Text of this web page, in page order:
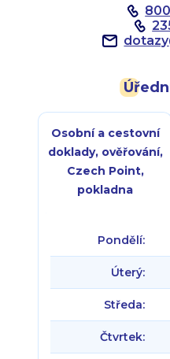
dotazy
Osobní a cestovní
doklady, ověřování,
Czech Point,
pokladna
Pondělí:
Úterý:
Středa:
Čtvrtek: